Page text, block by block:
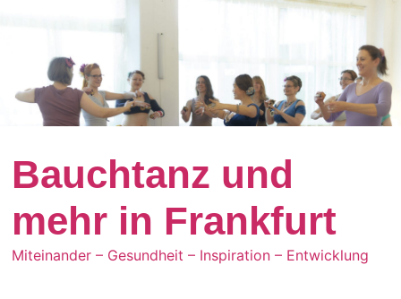
springen
Bauchtanz und
mehr in Frankfurt
Miteinander – Gesundheit – Inspiration – Entwicklung